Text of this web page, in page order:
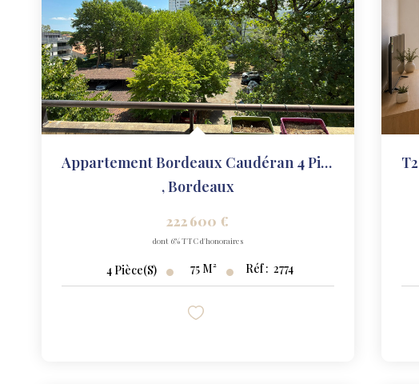
Appartement Bordeaux Caudéran 4 Pièce(s) 75 M2
,Bordeaux
222 600 €
dont 6% TTC d'honoraires
4 Pièce(s) 75 M² Réf : 2774